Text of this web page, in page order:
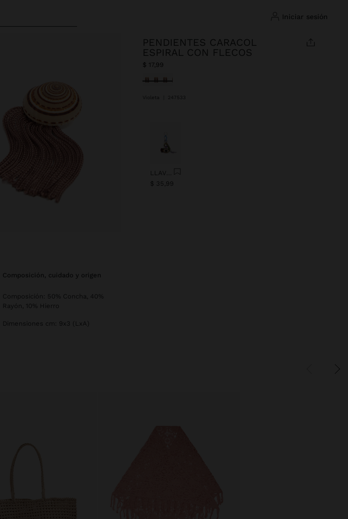
iniciar sesión
PENDIENTES CARACOL
ESPIRAL CON FLECOS
$ 17,99
Seleccionado
Violeta 247533
$ 35,99
composición, cuidado y origen
Composición: 50% Concha, 40%
Rayón, 10% Hierro
Dimensiones cm: 9x3 (LxA)